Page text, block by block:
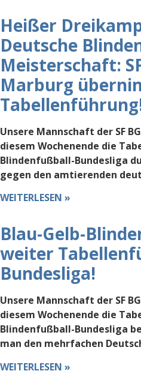
Heißer
Deutsche
Meisterschaft:
Marburg
Unsere Mannschaft der SF
diesem Wochenende die
Blindenfußball-Bundesliga
gegen den amtierenden
WEITERLESEN »
Blau-Gelb-
weiter
Bundesliga!
Unsere Mannschaft der SF
diesem Wochenende die
Blindenfußball-Bundesliga
man den mehrfachen
WEITERLESEN »